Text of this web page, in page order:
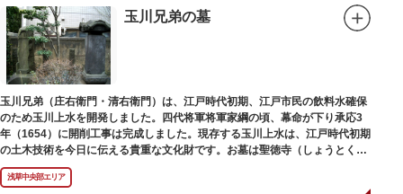
玉川兄弟の墓
玉川兄弟（庄右衛門・清右衛門）は、江戸時代初期、江戸市民の飲料水確保
のため玉川上水を開発しました。四代将軍将軍家綱の頃、幕命が下り承応3
年（1654）に開削工事は完成しました。現存する玉川上水は、江戸時代初期
の土木技術を今日に伝える貴重な文化財です。お墓は聖徳寺（しょうとく
じ）にあります。
浅草中央部エリア